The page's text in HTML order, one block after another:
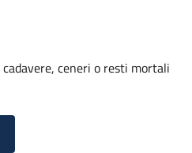
ceneri o resti mortali